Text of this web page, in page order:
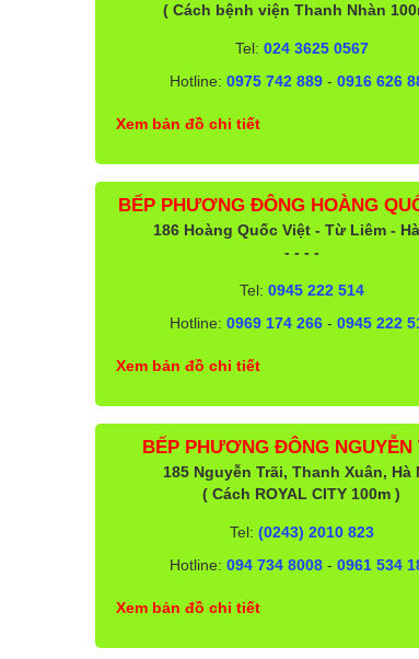
( Cách bệnh viện Thanh Nhàn
Tel: 024 3625 0567
Hotline:0975 742 889 -0916 626
Xem bản đồ chi tiết
BẾP PHƯƠNG ĐÔNG HOÀNG
186 Hoàng Quốc Việt - Từ Liêm -
- - - -
Tel: 0945 222 514
Hotline:0969 174 266 -0945 222
Xem bản đồ chi tiết
BẾP PHƯƠNG ĐÔNG NGUYỄN
185 Nguyễn Trãi, Thanh Xuân, Hà
( Cách ROYAL CITY 100m )
Tel: (0243) 2010 823
Hotline:094 734 8008 -0961 534
Xem bản đồ chi tiết